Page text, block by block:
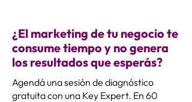
¿El marketing de tu negocio te
consume tiempo y no genera
los resultados que esperás?
Agendá una sesión de diagnóstico
gratuita con una Key Expert. En 60